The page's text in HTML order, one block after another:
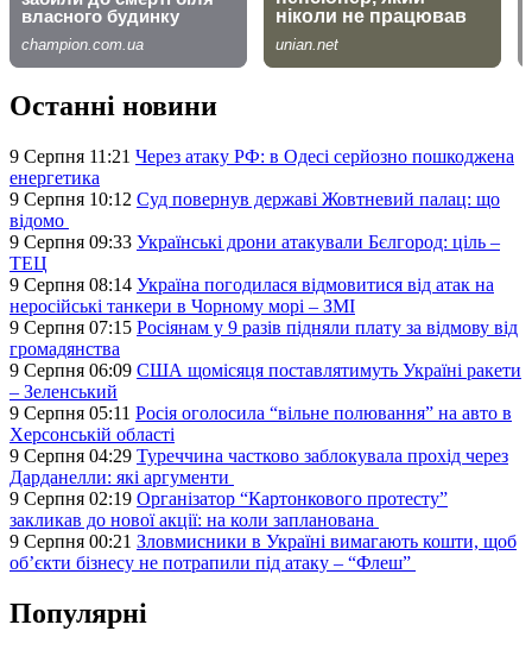
Останні новини
9 Серпня 11:21 Через атаку РФ: в Одесі серйозно пошкоджена
енергетика
9 Серпня 10:12 Суд повернув державі Жовтневий палац: що
відомо
9 Серпня 09:33 Українські дрони атакували Бєлгород: ціль –
ТЕЦ
9 Серпня 08:14 Україна погодилася відмовитися від атак на
неросійські танкери в Чорному морі – ЗМІ
9 Серпня 07:15 Росіянам у 9 разів підняли плату за відмову від
громадянства
9 Серпня 06:09 США щомісяця поставлятимуть Україні ракети
– Зеленський
9 Серпня 05:11 Росія оголосила “вільне полювання” на авто в
Херсонській області
9 Серпня 04:29 Туреччина частково заблокувала прохід через
Дарданелли: які аргументи
9 Серпня 02:19 Організатор “Картонкового протесту”
закликав до нової акції: на коли запланована
9 Серпня 00:21 Зловмисники в Україні вимагають кошти, щоб
об’єкти бізнесу не потрапили під атаку – “Флеш”
Популярні